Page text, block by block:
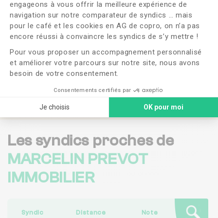
engageons à vous offrir la meilleure expérience de
navigation sur notre comparateur de syndics … mais
pour le café et les cookies en AG de copro, on n’a pas
encore réussi à convaincre les syndics de s’y mettre !
Pour vous proposer un accompagnement personnalisé
et améliorer votre parcours sur notre site, nous avons
besoin de votre consentement.
Consentements certifiés par
Je choisis OK pour moi
Axeptio consent
Souhaitez-vous changer de syndic ?
OUI NON
J'ai lu et j'accepte lesCGUet lapolitique de
confidentialité
Me faire rappeler
Les syndics proches de
MARCELIN PREVOT
IMMOBILIER
Syndic Distance Note